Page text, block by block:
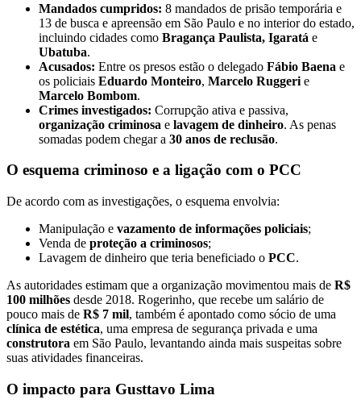
Mandados cumpridos: 8 mandados de prisão temporária e
13 de busca e apreensão em São Paulo e no interior do estado,
incluindo cidades como Bragança Paulista, Igaratá e
Ubatuba.
Acusados: Entre os presos estão o delegado Fábio Baena e
os policiais Eduardo Monteiro, Marcelo Ruggeri e
Marcelo Bombom.
Crimes investigados: Corrupção ativa e passiva,
organização criminosa e lavagem de dinheiro. As penas
somadas podem chegar a 30 anos de reclusão.
O esquema criminoso e a ligação com o PCC
De acordo com as investigações, o esquema envolvia:
Manipulação e vazamento de informações policiais;
Venda de proteção a criminosos;
Lavagem de dinheiro que teria beneficiado o PCC.
As autoridades estimam que a organização movimentou mais de R$
100 milhões desde 2018. Rogerinho, que recebe um salário de
pouco mais de R$ 7 mil, também é apontado como sócio de uma
clínica de estética, uma empresa de segurança privada e uma
construtora em São Paulo, levantando ainda mais suspeitas sobre
suas atividades financeiras.
O impacto para Gusttavo Lima